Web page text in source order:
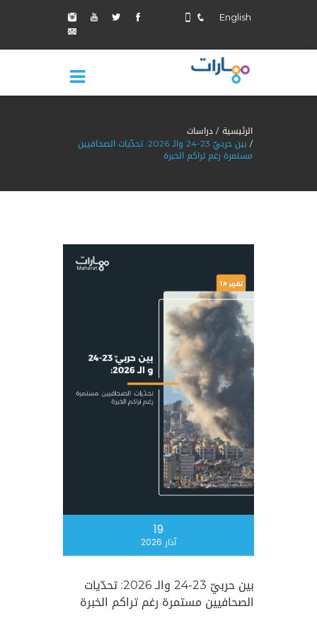
English
الرئيسية دراسات
بين حربيّ 23-24 والـ 2026: تحدّيات الصحافيين
مستمرة رغم تراكم الخبرة
19
آذار 2026
بين حربيّ 23-24 والـ 2026: تحدّيات
الصحافيين مستمرة رغم تراكم الخبرة